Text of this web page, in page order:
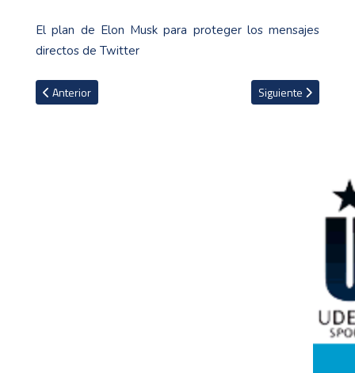
El plan de Elon Musk para proteger los mensajes
directos de Twitter
Artículo anterior: La jornada 18 dejó cinco jugadores, dos
Anterior Artículo siguiente:
Siguiente